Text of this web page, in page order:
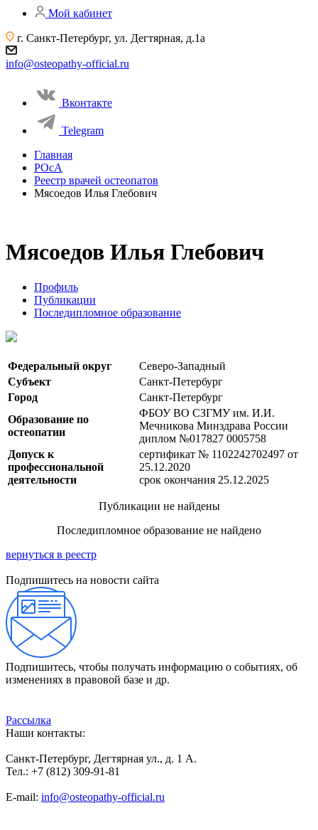
Мой кабинет
г. Санкт-Петербург, ул. Дегтярная, д.1а
info@osteopathy-official.ru
Вконтакте
Telegram
Главная
РОсА
Реестр врачей остеопатов
Мясоедов Илья Глебович
Мясоедов Илья Глебович
Профиль
Публикации
Последипломное образование
Федеральный округ
Северо-Западный
Субъект
Санкт-Петербург
Город
Санкт-Петербург
Образование по
остеопатии
ФБОУ ВО СЗГМУ им. И.И.
Мечникова Минздрава России
диплом №017827 0005758
Допуск к
профессиональной
деятельности
сертификат № 1102242702497 от
25.12.2020
срок окончания 25.12.2025
Публикации не найдены
Последипломное образование не найдено
вернуться в реестр
Подпишитесь на новости сайта
Подпишитесь, чтобы получать информацию о событиях, об
изменениях в правовой базе и др.
Рассылка
Наши контакты:
Санкт-Петербург, Дегтярная ул., д. 1 А.
Тел.: +7 (812) 309-91-81
E-mail: info@osteopathy-official.ru